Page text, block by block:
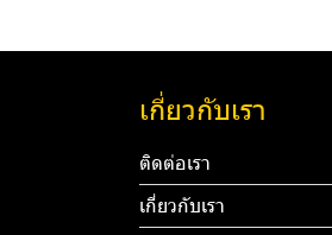
เกี่ยวกับเรา
ติดต่อเรา
เกี่ยวกับเรา